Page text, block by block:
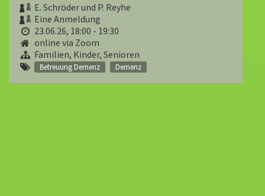
E. Schröder und P. Reyhe
Eine Anmeldung
23.06.26, 18:00 - 19:30
online via Zoom
Familien, Kinder, Senioren
Betreuung Demenz Demenz